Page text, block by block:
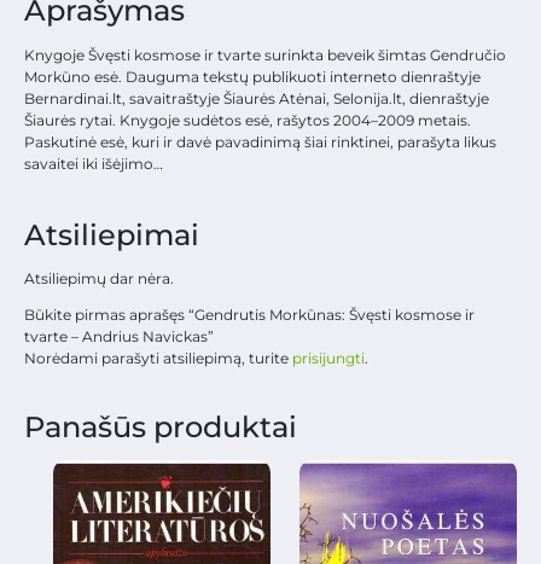
Aprašymas
Knygoje Švęsti kosmose ir tvarte surinkta beveik šimtas Gendručio
Morkūno esė. Dauguma tekstų publikuoti interneto dienraštyje
Bernardinai.lt, savaitraštyje Šiaurės Atėnai, Selonija.lt, dienraštyje
Šiaurės rytai. Knygoje sudėtos esė, rašytos 2004–2009 metais.
Paskutinė esė, kuri ir davė pavadinimą šiai rinktinei, parašyta likus
savaitei iki išėjimo…
Atsiliepimai
Atsiliepimų dar nėra.
Būkite pirmas aprašęs “Gendrutis Morkūnas: Švęsti kosmose ir
tvarte – Andrius Navickas”
Norėdami parašyti atsiliepimą, turite prisijungti.
Panašūs produktai